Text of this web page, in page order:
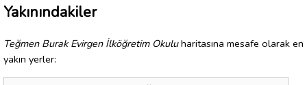
Yakınındakiler
Teğmen Burak Evirgen İlköğretim Okuluharitasına mesafe olarak en
yakın yerler: